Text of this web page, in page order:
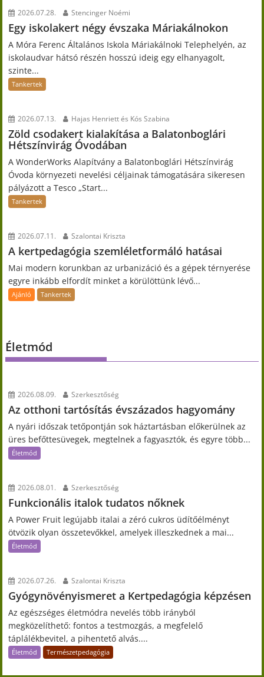
2026.07.28. Stencinger Noémi
Egy iskolakert négy évszaka Máriakálnokon
A Móra Ferenc Általános Iskola Máriakálnoki Telephelyén, az
iskolaudvar hátsó részén hosszú ideig egy elhanyagolt,
szinte...
Tankertek
2026.07.13. Hajas Henriett és Kós Szabina
Zöld csodakert kialakítása a Balatonboglári
Hétszínvirág Óvodában
A WonderWorks Alapítvány a Balatonboglári Hétszínvirág
Óvoda környezeti nevelési céljainak támogatására sikeresen
pályázott a Tesco „Start...
Tankertek
2026.07.11. Szalontai Kriszta
A kertpedagógia szemléletformáló hatásai
Mai modern korunkban az urbanizáció és a gépek térnyerése
egyre inkább elfordít minket a körülöttünk lévő...
Ajánló Tankertek
Életmód
2026.08.09. Szerkesztőség
Az otthoni tartósítás évszázados hagyomány
A nyári időszak tetőpontján sok háztartásban előkerülnek az
üres befőttesüvegek, megtelnek a fagyasztók, és egyre több...
Életmód
2026.08.01. Szerkesztőség
Funkcionális italok tudatos nőknek
A Power Fruit legújabb italai a zéró cukros üdítőélményt
ötvözik olyan összetevőkkel, amelyek illeszkednek a mai...
Életmód
2026.07.26. Szalontai Kriszta
Gyógynövényismeret a Kertpedagógia képzésen
Az egészséges életmódra nevelés több irányból
megközelíthető: fontos a testmozgás, a megfelelő
táplálékbevitel, a pihentető alvás....
Életmód Természetpedagógia